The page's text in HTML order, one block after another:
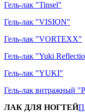
Гель-лак "Tinsel"
Гель-лак "VISION"
Гель-лак "VORTEXX"
Гель-лак "Yuki
Гель-лак "YUKI"
Гель-лак витражный
ЛАК ДЛЯ НОГТЕЙ